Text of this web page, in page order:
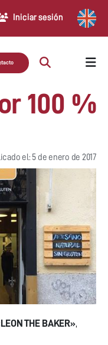
Iniciar sesión
100 %
el: 5 de enero de 2017
THE BAKER»,